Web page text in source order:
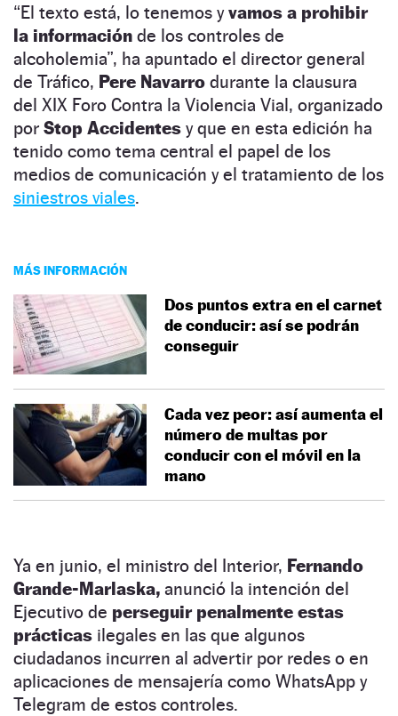
“El texto está, lo tenemos yvamos a prohibir
la información de los controles de
alcoholemia”, ha apuntado el director general
de Tráfico, Pere Navarro durante la clausura
del XIX Foro Contra la Violencia Vial, organizado
por Stop Accidentes y que en esta edición ha
tenido como tema central el papel de los
medios de comunicación y el tratamiento de los
siniestros viales.
MÁS INFORMACIÓN
Dos puntos extra en el carnet
de conducir: así se podrán
conseguir
Cada vez peor: así aumenta el
número de multas por
conducir con el móvil en la
mano
Ya en junio, el ministro del Interior, Fernando
Grande-Marlaska, anunció la intención del
Ejecutivo de perseguir penalmente estas
prácticas ilegales en las que algunos
ciudadanos incurren al advertir por redes o en
aplicaciones de mensajería como WhatsApp y
Telegram de estos controles.